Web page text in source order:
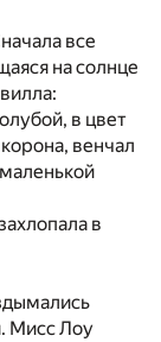
все
на солнце
в цвет
венчал
в
Мисс Лоу